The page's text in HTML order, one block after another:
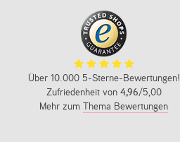
Über 10.000 5-Sterne-Bewertungen!
Zufriedenheit von 4,96/5,00
Mehr zumThema Bewertungen